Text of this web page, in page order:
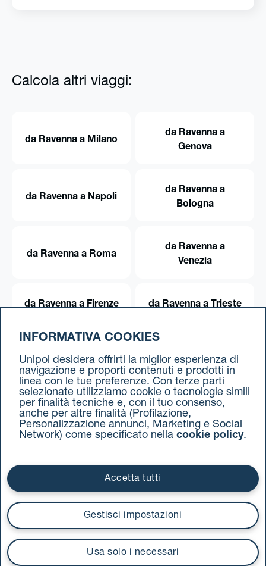
Calcola altri viaggi:
da Ravenna a Milano
da Ravenna a
Genova
da Ravenna a Napoli
da Ravenna a
Bologna
da Ravenna a Roma
da Ravenna a
Venezia
da Ravenna a Firenze da Ravenna a Trieste
Documenti contrattuali
Via Stalingrado 37 - 40128 Bologna
Tel 051 5077111 - Fax 051 375349
unipolmove@pec.unipol.it
C.F. 03506831209 e P. IVA 03740811207 R.E.A. 524585
UnipolTech S.p.A.
INFORMATIVA COOKIES
Unipol desidera offrirti la miglior esperienza di
navigazione e proporti contenuti e prodotti in
linea con le tue preferenze. Con terze parti
selezionate utilizziamo cookie o tecnologie simili
per finalità tecniche e, con il tuo consenso,
anche per altre finalità (Profilazione,
Personalizzazione annunci, Marketing e Social
Network) come specificato nella cookie policy.
Usa solo i necessari
Gestisci impostazioni
Accetta tutti